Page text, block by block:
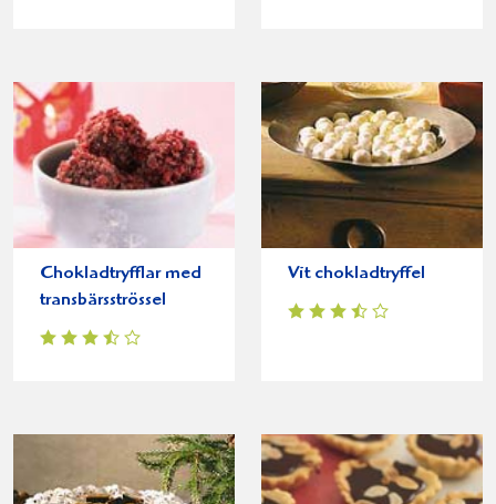
Chokladtryfflar med
transbärsströssel
Vit chokladtryffel